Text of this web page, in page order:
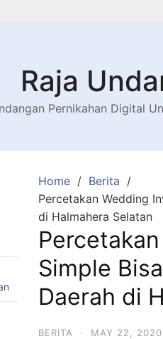
Raja
Pernikahan Digital
Home
Berita
Percetakan Wedding
di Halmahera Selatan
Simple
Daerah di
BERITA · MAY 22, 2020